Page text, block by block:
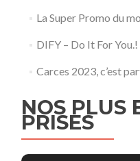
La Super Promo du
DIFY – Do It For You.!
Carces 2023, c’est
NOS PLUS
PRISES